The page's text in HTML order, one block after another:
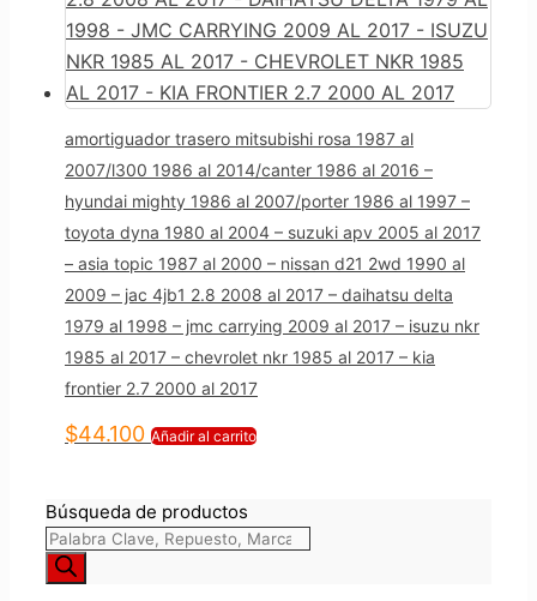
amortiguador trasero mitsubishi rosa 1987 al
2007/l300 1986 al 2014/canter 1986 al 2016 –
hyundai mighty 1986 al 2007/porter 1986 al 1997 –
toyota dyna 1980 al 2004 – suzuki apv 2005 al 2017
– asia topic 1987 al 2000 – nissan d21 2wd 1990 al
2009 – jac 4jb1 2.8 2008 al 2017 – daihatsu delta
1979 al 1998 – jmc carrying 2009 al 2017 – isuzu nkr
1985 al 2017 – chevrolet nkr 1985 al 2017 – kia
frontier 2.7 2000 al 2017
$44.100 Añadir al carrito
Búsqueda de productos